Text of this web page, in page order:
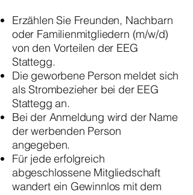
Erzählen Sie Freunden, Nachbarn
oder Familienmitgliedern (m/w/d)
von den Vorteilen der EEG
Stattegg.
Die geworbene Person meldet sich
als Strombezieher bei der EEG
Stattegg an.
Bei der Anmeldung wird der Name
der werbenden Person
angegeben.
Für jede erfolgreich
abgeschlossene Mitgliedschaft
wandert ein Gewinnlos mit dem